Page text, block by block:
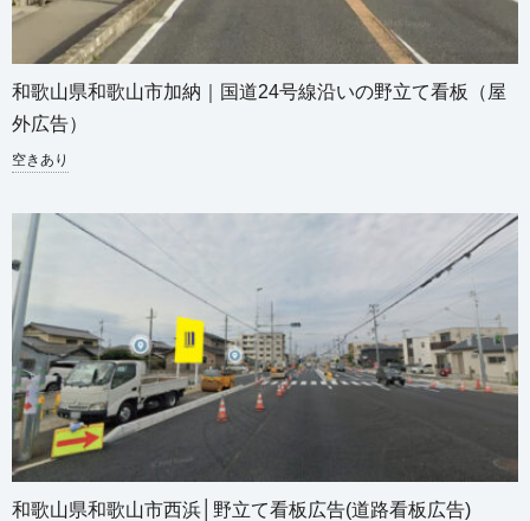
和歌山県和歌山市加納｜国道24号線沿いの野立て看板（屋
外広告）
空きあり
和歌山県和歌山市西浜│野立て看板広告(道路看板広告)